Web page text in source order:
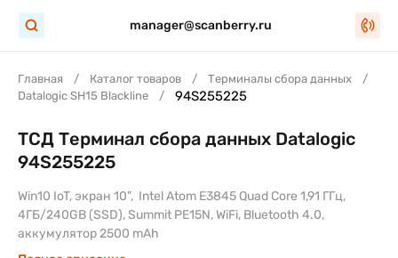
manager@scanberry.ru
Главная Каталог товаров
Терминалы сбора данных
Datalogic SH15 Blackline
94S255225
ТСД Терминал сбора данных Datalogic
94S255225
Win10 IoT, экран 10", Intel Atom E3845 Quad Core 1,91 ГГц,
4ГБ/240GB (SSD), Summit PE15N, WiFi, Bluetooth 4.0,
аккумулятор 2500 mAh